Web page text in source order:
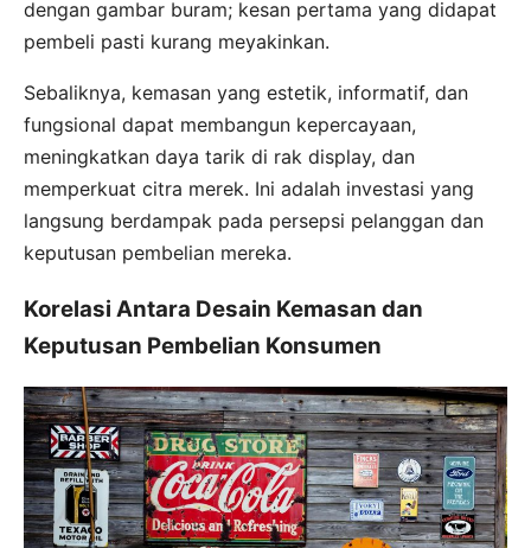
dengan gambar buram; kesan pertama yang didapat
pembeli pasti kurang meyakinkan.
Sebaliknya, kemasan yang estetik, informatif, dan
fungsional dapat membangun kepercayaan,
meningkatkan daya tarik di rak display, dan
memperkuat citra merek. Ini adalah investasi yang
langsung berdampak pada persepsi pelanggan dan
keputusan pembelian mereka.
Korelasi Antara Desain Kemasan dan
Keputusan Pembelian Konsumen